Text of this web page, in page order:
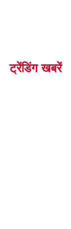
ट्रेंडिंग खबरें